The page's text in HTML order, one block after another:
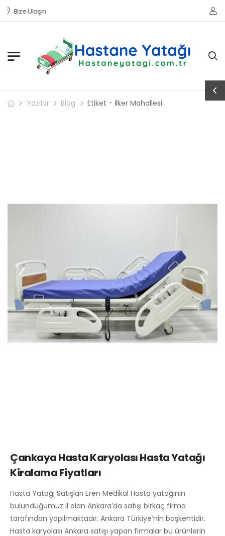
Bize Ulaşın
Yazılar Blog Etiket - İlker Mahallesi
Çankaya Hasta Karyolası Hasta Yatağı
Kiralama Fiyatları
Hasta Yatağı Satışları Eren Medikal Hasta yatağının
bulunduğumuz il olan Ankara’da satışı birkaç firma
tarafından yapılmaktadır. Ankara Türkiye’nin başkentidir.
Hasta karyolası Ankara satışı yapan firmalar bu ürünlerin